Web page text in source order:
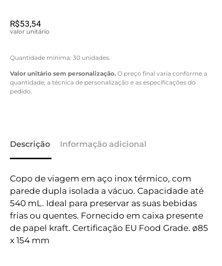
R$53,54
valor unitário
Quantidade mínima: 30 unidades.
Valor unitário sem personalização. O preço final varia conforme a
quantidade, a técnica de personalização e as especificações do
pedido.
Descrição Informação adicional
Copo de viagem em aço inox térmico, com
parede dupla isolada a vácuo. Capacidade até
540 mL. Ideal para preservar as suas bebidas
frias ou quentes. Fornecido em caixa presente
de papel kraft. Certificação EU Food Grade. ø85
x 154 mm